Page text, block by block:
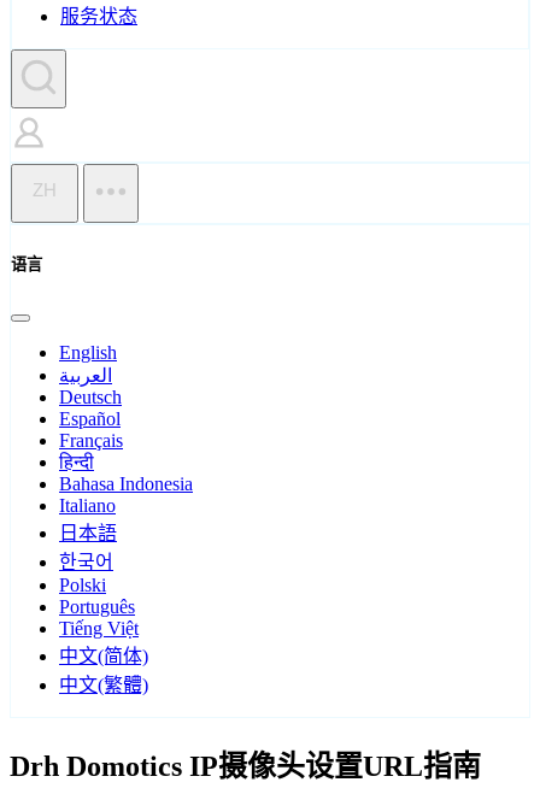
服务状态
ZH
语言
English
العربية
Deutsch
Español
Français
हिन्दी
Bahasa Indonesia
Italiano
日本語
한국어
Polski
Português
Tiếng Việt
中文(简体)
中文(繁體)
Drh Domotics IP摄像头设置URL指南